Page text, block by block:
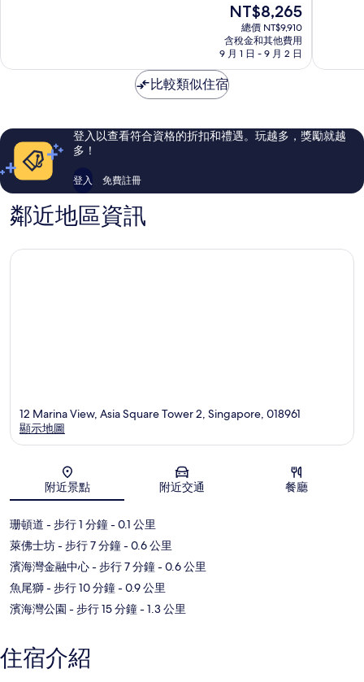
坡
極
評
論
現
價
格
為
NT$8,265
NT$8,265
總價 NT$9,910
含稅金和其他費用
9 月 1 日 - 9 月 2 日
極
評
論
比較類似住宿
登入以查看符合資格的折扣和禮遇。玩越多，獎勵就越
多！
登入 免費註冊
鄰近地區資訊
地圖
12 Marina View, Asia Square Tower 2, Singapore, 018961
顯示地圖
附近景點 附近交通 餐廳
珊頓道 - 步行 1 分鐘- 0.1 公里
萊佛士坊- 步行 7 分鐘- 0.6 公里
濱海灣金融中心- 步行 7 分鐘- 0.6 公里
魚尾獅- 步行 10 分鐘- 0.9 公里
濱海灣公園 - 步行 15 分鐘- 1.3 公里
住宿介紹